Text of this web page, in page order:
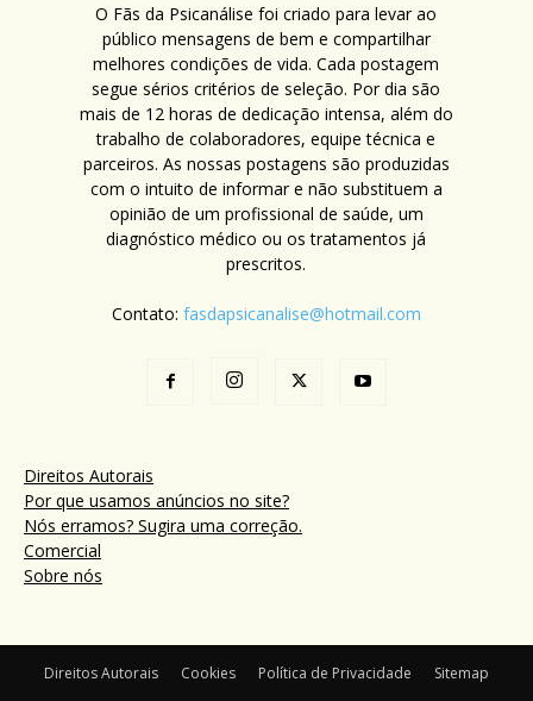
O Fãs da Psicanálise foi criado para levar ao
público mensagens de bem e compartilhar
melhores condições de vida. Cada postagem
segue sérios critérios de seleção. Por dia são
mais de 12 horas de dedicação intensa, além do
trabalho de colaboradores, equipe técnica e
parceiros. As nossas postagens são produzidas
com o intuito de informar e não substituem a
opinião de um profissional de saúde, um
diagnóstico médico ou os tratamentos já
prescritos.
Contato: fasdapsicanalise@hotmail.com
Direitos Autorais
Por que usamos anúncios no site?
Nós erramos? Sugira uma correção.
Comercial
Sobre nós
Direitos Autorais Cookies Política de Privacidade Sitemap